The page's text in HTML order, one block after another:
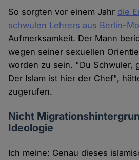
So sorgten vor einem Jahr die
schwulen Lehrers aus Berlin-
Aufmerksamkeit. Der Mann
wegen seiner sexuellen
worden zu sein. "Du Schwuler,
Der Islam ist hier der Chef",
zugerufen.
Nicht
Ideologie
Ich meine: Genau dieses